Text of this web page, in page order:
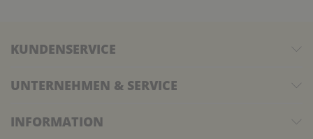
KUNDENSERVICE
UNTERNEHMEN & SERVICE
INFORMATION